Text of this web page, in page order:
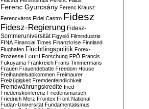
Ferenc Gyurcsány Ferenc Krausz
Ferencváros Fidel Castro Fidesz
Fidesz-Regierung Fidesz-
Sommeruniversität Figyelő Filmindustrie
FINA Financial Times Finanzkrise Finnland
Flughafen Flüchtlingspolitik Forex-
Prozesse Forint Forschung FPÖ Francis
Fukuyama Frankreich Frans Timmermans
Frauen Frauendebatte Freedom House
Freihandelsabkommen Freimaurer
Freizügigkeit Fremdenfeindlichkeit
Fremdwährungskredite fried
Friedenskonferenz Friedensmarsch
Friedrich Merz Frontex Front National
Fudan-Universität Fundamentalismus